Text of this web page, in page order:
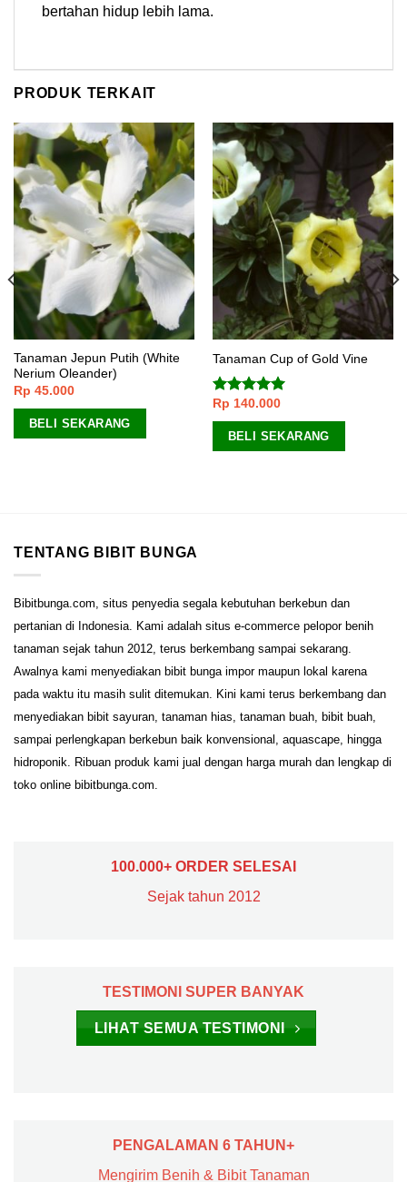
bertahan hidup lebih lama.
PRODUK TERKAIT
Tanaman Jepun Putih (White
Nerium Oleander)
Rp 45.000
BELI SEKARANG
Tanaman Cup of Gold Vine
Dinilai5.00
dari 5
Rp 140.000
BELI SEKARANG
TENTANG BIBIT BUNGA
Bibitbunga.com, situs penyedia segala kebutuhan berkebun dan
pertanian di Indonesia. Kami adalah situs e-commerce pelopor benih
tanaman sejak tahun 2012, terus berkembang sampai sekarang.
Awalnya kami menyediakan bibit bunga impor maupun lokal karena
pada waktu itu masih sulit ditemukan. Kini kami terus berkembang dan
menyediakan bibit sayuran, tanaman hias, tanaman buah, bibit buah,
sampai perlengkapan berkebun baik konvensional, aquascape, hingga
hidroponik. Ribuan produk kami jual dengan harga murah dan lengkap di
toko online bibitbunga.com.
100.000+ ORDER SELESAI
Sejak tahun 2012
TESTIMONI SUPER BANYAK
LIHAT SEMUA TESTIMONI
PENGALAMAN 6 TAHUN+
Mengirim Benih & Bibit Tanaman